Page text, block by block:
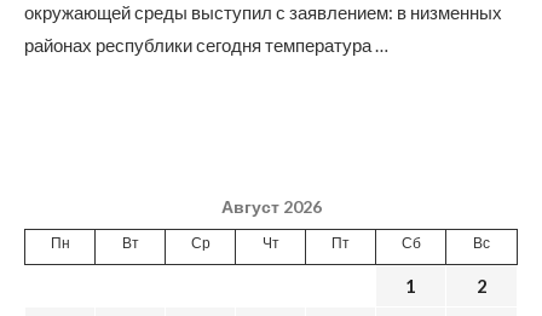
окружающей среды выступил с заявлением: в низменных
районах республики сегодня температура …
Август 2026
Пн Вт Ср Чт Пт Сб Вс
1
2